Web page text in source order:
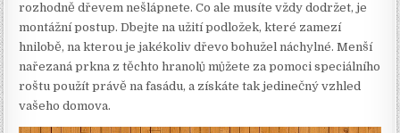
rozhodně dřevem nešlápnete. Co ale musíte vždy dodržet, je
montážní postup. Dbejte na užití podložek, které zamezí
hnilobě, na kterou je jakékoliv dřevo bohužel náchylné. Menší
nařezaná prkna z těchto hranolů můžete za pomoci speciálního
roštu použít právě na fasádu, a získáte tak jedinečný vzhled
vašeho domova.